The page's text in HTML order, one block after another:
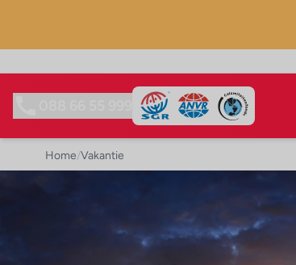
Home/Vakantie